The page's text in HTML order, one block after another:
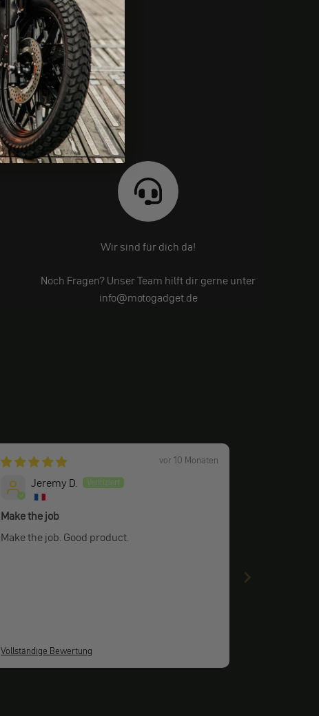
Wir sind für dich da!
Noch Fragen? Unser Team hilft dir gerne unter
info@motogadget.de
vor 10 Monaten
Jeremy D.
Make the job
Make the job. Good product.
Vollständige Bewertung